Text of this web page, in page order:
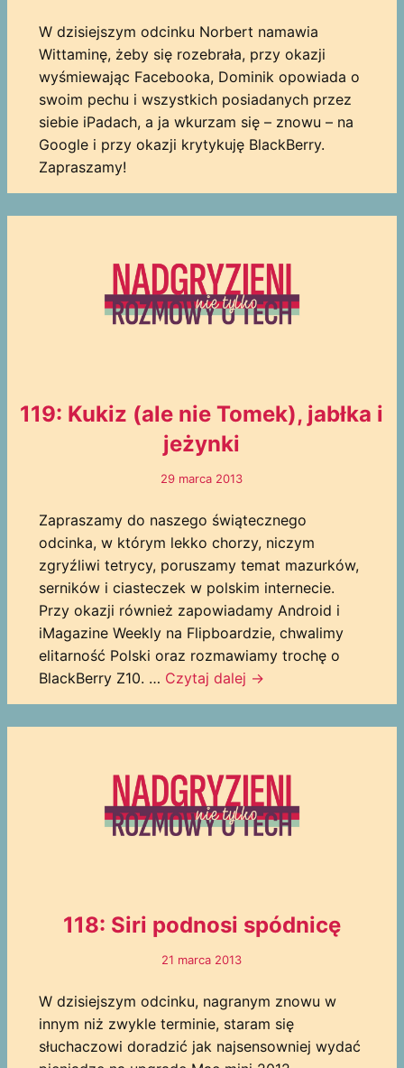
W dzisiejszym odcinku Norbert namawia
Wittaminę, żeby się rozebrała, przy okazji
wyśmiewając Facebooka, Dominik opowiada o
swoim pechu i wszystkich posiadanych przez
siebie iPadach, a ja wkurzam się – znowu – na
Google i przy okazji krytykuję BlackBerry.
Zapraszamy!
119: Kukiz (ale nie Tomek), jabłka i
jeżynki
29 marca 2013
Zapraszamy do naszego świątecznego
odcinka, w którym lekko chorzy, niczym
zgryźliwi tetrycy, poruszamy temat mazurków,
serników i ciasteczek w polskim internecie.
Przy okazji również zapowiadamy Android i
iMagazine Weekly na Flipboardzie, chwalimy
elitarność Polski oraz rozmawiamy trochę o
BlackBerry Z10. … Czytaj dalej →
118: Siri podnosi spódnicę
21 marca 2013
W dzisiejszym odcinku, nagranym znowu w
innym niż zwykle terminie, staram się
słuchaczowi doradzić jak najsensowniej wydać